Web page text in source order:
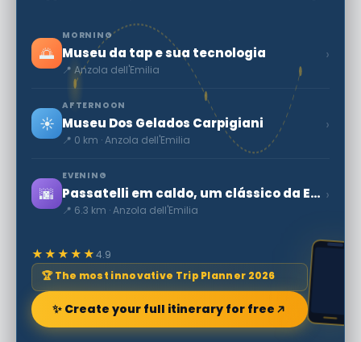
🌅
MORNING
Museu da tap e sua tecnologia
📍 Anzola dell'Emilia
›
☀️
AFTERNOON
Museu Dos Gelados Carpigiani
📍 0 km · Anzola dell'Emilia
›
🌆
EVENING
Passatelli em caldo, um clássico da Emilia-Romagna
📍 6.3 km · Anzola dell'Emilia
›
★★★★★4.9
🏆 The most innovative Trip Planner 2026
✨ Create your full itinerary for free